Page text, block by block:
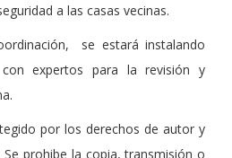
a las casas vecinas.
se estará instalando
expertos para la revisión y
por los derechos de autor y
prohibe la copia, transmisión o